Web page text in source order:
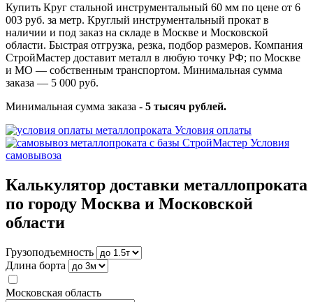
Купить Круг стальной инструментальный 60 мм по цене от 6
003 руб. за метр. Круглый инструментальный прокат в
наличии и под заказ на складе в Москве и Московской
области. Быстрая отгрузка, резка, подбор размеров. Компания
СтройМастер доставит металл в любую точку РФ; по Москве
и МО — собственным транспортом. Минимальная сумма
заказа — 5 000 руб.
Минимальная сумма заказа - 5 тысяч рублей.
Условия оплаты
Условия
самовывоза
Калькулятор доставки металлопроката
по городу Москва и Московской
области
Грузоподъемность
Длина борта
Московская область